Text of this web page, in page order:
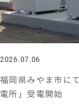
2026.07.06
福岡県みやま市に
電所」受電開始